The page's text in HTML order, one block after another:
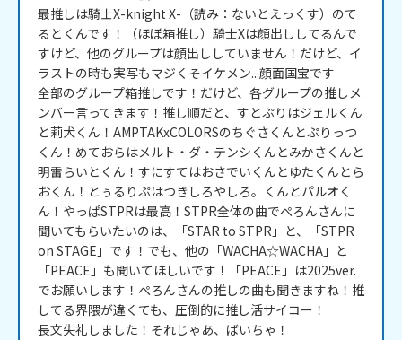
最推しは騎士X-knight X-（読み：ないとえっくす）のて
るとくんです！（ほぼ箱推し）騎士Xは顔出ししてるんで
すけど、他のグループは顔出ししていません！だけど、イ
ラストの時も実写もマジくそイケメン...顔面国宝です
全部のグループ箱推しです！だけど、各グループの推しメ
ンバー言ってきます！推し順だと、すとぷりはジェルくん
と莉犬くん！AMPTAKxCOLORSのちぐさくんとぷりっつ
くん！めておらはメルト・ダ・テンシくんとみかさくんと
明雷らいとくん！すにすてはおさでいくんとゆたくんとら
おくん！とぅるりぷはつきしろやしろ。くんとパルオく
ん！やっぱSTPRは最高！STPR全体の曲でぺろんさんに
聞いてもらいたいのは、「STAR to STPR」と、「STPR
on STAGE」です！でも、他の「WACHA☆WACHA」と
「PEACE」も聞いてほしいです！「PEACE」は2025ver.
でお願いします！ぺろんさんの推しの曲も聞きますね！推
してる界隈が違くても、圧倒的に推し活サイコー！
長文失礼しました！それじゃあ、ばいちゃ！